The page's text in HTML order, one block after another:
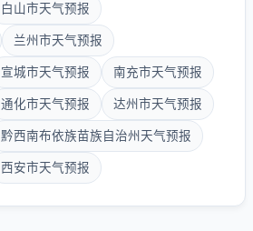
白山市天气预报
兰州市天气预报
宣城市天气预报 南充市天气预报
通化市天气预报 达州市天气预报
黔西南布依族苗族自治州天气预报
西安市天气预报